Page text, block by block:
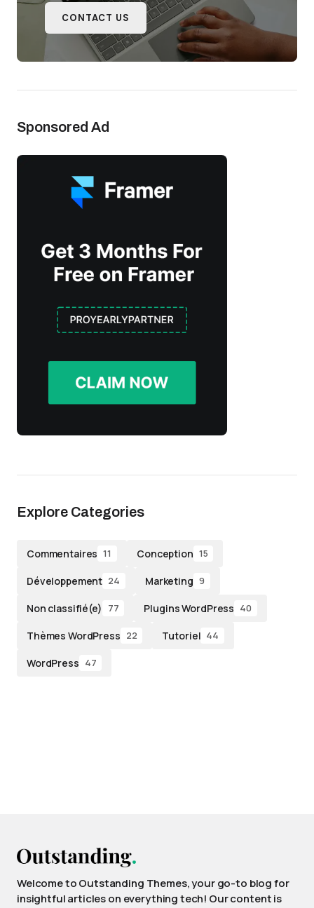
CONTACT US
Sponsored Ad
Explore Categories
Commentaires 11 Conception 15
Développement 24 Marketing 9
Non classifié(e) 77 Plugins WordPress 40
Thèmes WordPress 22 Tutoriel 44
WordPress 47
Welcome to Outstanding Themes, your go-to blog for
insightful articles on everything tech! Our content is